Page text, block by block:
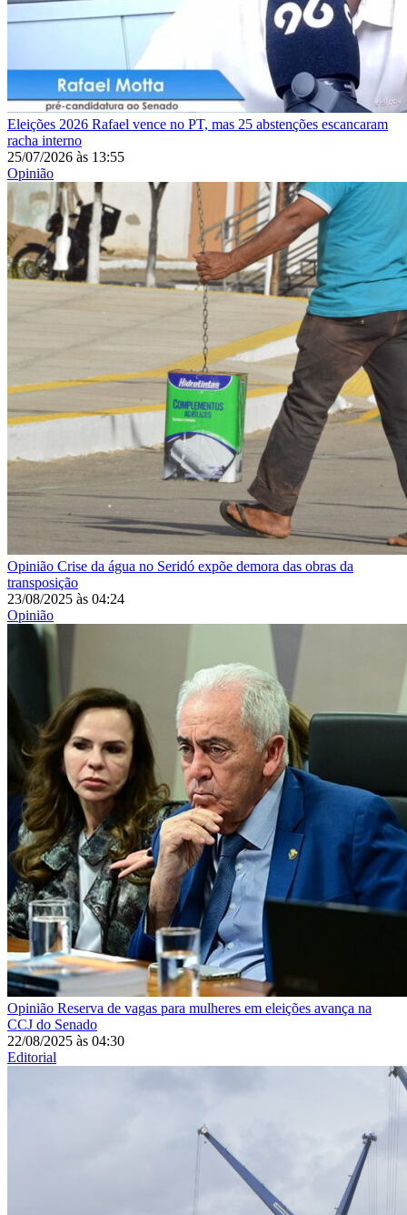
Eleições 2026 Rafael vence no PT, mas 25 abstenções escancaram
racha interno
25/07/2026 às 13:55
Opinião
Opinião Crise da água no Seridó expõe demora das obras da
transposição
23/08/2025 às 04:24
Opinião
Opinião Reserva de vagas para mulheres em eleições avança na
CCJ do Senado
22/08/2025 às 04:30
Editorial